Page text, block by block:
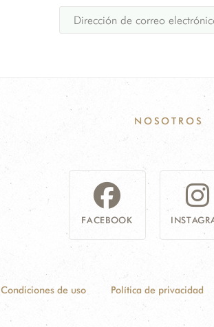
NOSOTROS
FACEBOOK
Condiciones de uso Política de privacidad